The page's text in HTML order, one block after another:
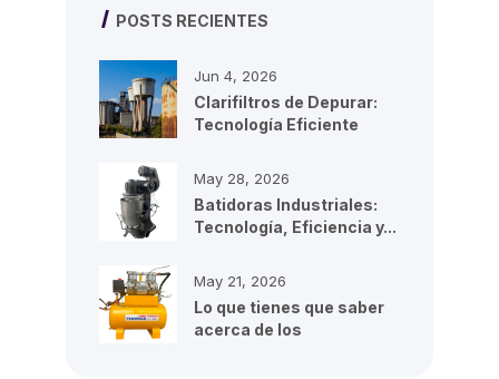
POSTS RECIENTES
Jun 4, 2026
Clarifiltros de Depurar:
Tecnología Eficiente
May 28, 2026
Batidoras Industriales:
Tecnología, Eficiencia y...
May 21, 2026
Lo que tienes que saber
acerca de los